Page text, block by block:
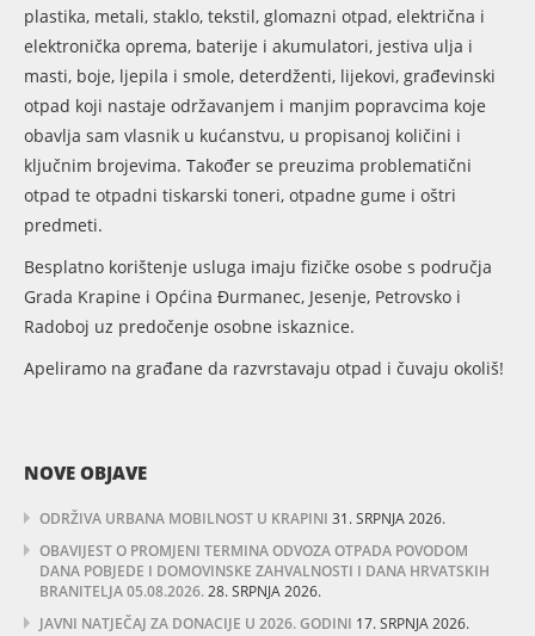
plastika, metali, staklo, tekstil, glomazni otpad, električna i
elektronička oprema, baterije i akumulatori, jestiva ulja i
masti, boje, ljepila i smole, deterdženti, lijekovi, građevinski
otpad koji nastaje održavanjem i manjim popravcima koje
obavlja sam vlasnik u kućanstvu, u propisanoj količini i
ključnim brojevima. Također se preuzima problematični
otpad te otpadni tiskarski toneri, otpadne gume i oštri
predmeti.
Besplatno korištenje usluga imaju fizičke osobe s područja
Grada Krapine i Općina Đurmanec, Jesenje, Petrovsko i
Radoboj uz predočenje osobne iskaznice.
Apeliramo na građane da razvrstavaju otpad i čuvaju okoliš!
NOVE OBJAVE
ODRŽIVA URBANA MOBILNOST U KRAPINI 31. SRPNJA 2026.
OBAVIJEST O PROMJENI TERMINA ODVOZA OTPADA POVODOM
DANA POBJEDE I DOMOVINSKE ZAHVALNOSTI I DANA HRVATSKIH
BRANITELJA 05.08.2026.28. SRPNJA 2026.
JAVNI NATJEČAJ ZA DONACIJE U 2026. GODINI 17. SRPNJA 2026.